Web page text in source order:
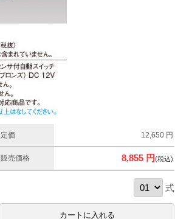
定価 12,650 円
販売価格 8,855 円(税込)
式